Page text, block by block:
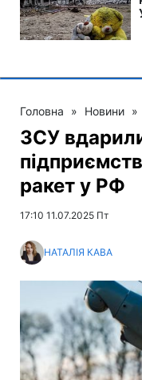
Головна » Новини »
ЗСУ
ракет у РФ
17:10 11.07.2025 Пт
НАТАЛІЯ КАВА